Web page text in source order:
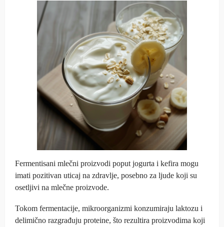
Fermentisani mlečni proizvodi poput jogurta i kefira mogu
imati pozitivan uticaj na zdravlje, posebno za ljude koji su
osetljivi na mlečne proizvode.
Tokom fermentacije, mikroorganizmi konzumiraju laktozu i
delimično razgrađuju proteine, što rezultira proizvodima koji